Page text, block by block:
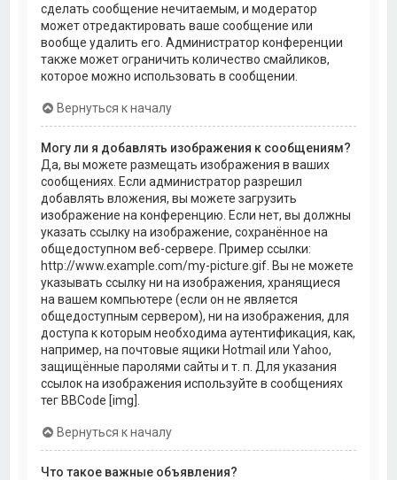
сделать сообщение нечитаемым, и модератор
может отредактировать ваше сообщение или
вообще удалить его. Администратор конференции
также может ограничить количество смайликов,
которое можно использовать в сообщении.
Вернуться к началу
Могу ли я добавлять изображения к сообщениям?
Да, вы можете размещать изображения в ваших
сообщениях. Если администратор разрешил
добавлять вложения, вы можете загрузить
изображение на конференцию. Если нет, вы должны
указать ссылку на изображение, сохранённое на
общедоступном веб-сервере. Пример ссылки:
http://www.example.com/my-picture.gif. Вы не можете
указывать ссылку ни на изображения, хранящиеся
на вашем компьютере (если он не является
общедоступным сервером), ни на изображения, для
доступа к которым необходима аутентификация, как,
например, на почтовые ящики Hotmail или Yahoo,
защищённые паролями сайты и т. п. Для указания
ссылок на изображения используйте в сообщениях
тег BBCode [img].
Вернуться к началу
Что такое важные объявления?